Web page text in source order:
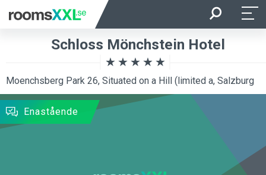
Beläggning Rum
SÖKNING
Schloss Mönchstein Hotel
Moenchsberg Park 26, Situated on a Hill (limited a, Salzburg
Enastående